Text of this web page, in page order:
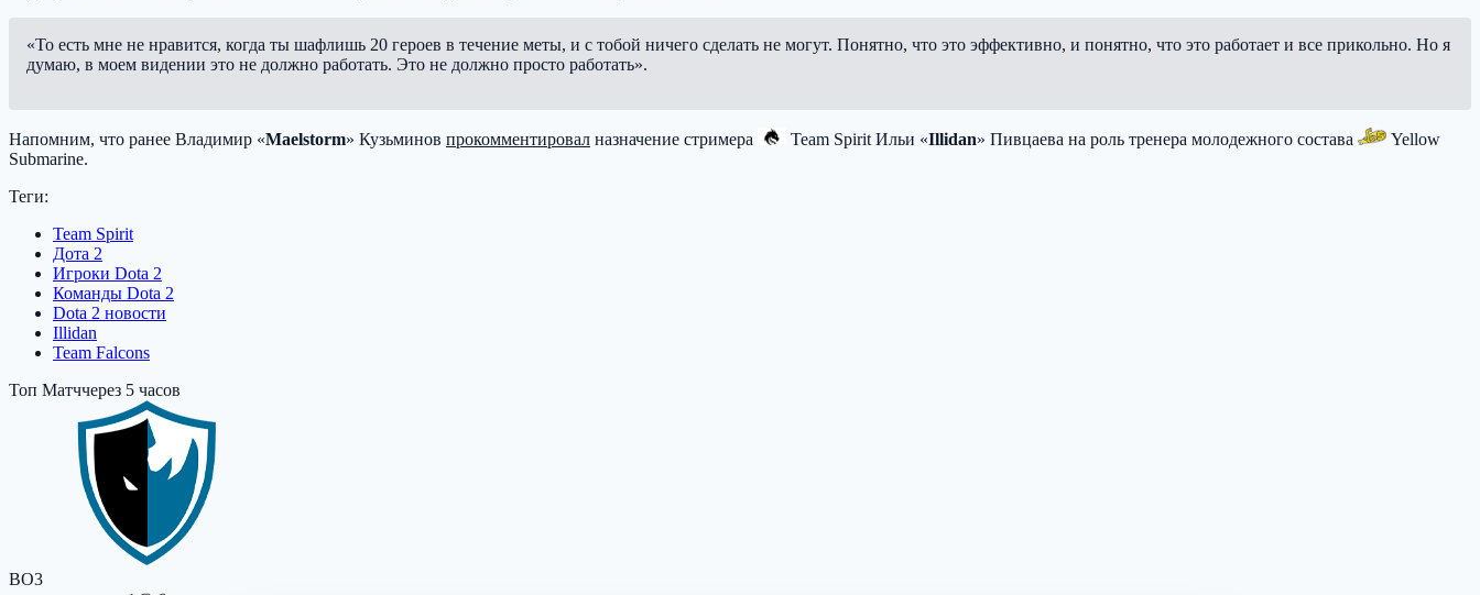
«То есть мне не нравится, когда ты шафлишь 20 героев в течение меты, и с тобой ничего сделать не могут. Понятно, что это эффективно, и понятно, что это работает и все прикольно. Но я
думаю, в моем видении это не должно работать. Это не должно просто работать».
Напомним, что ранее Владимир «Maelstorm» Кузьминов прокомментировал назначение стримера Team Spirit Ильи «Illidan» Пивцаева на роль тренера молодежного состава
Yellow
Submarine.
Теги:
Team Spirit
Дота 2
Игроки Dota 2
Команды Dota 2
Dota 2 новости
Illidan
Team Falcons
Топ Матччерез 5 часов
BO3